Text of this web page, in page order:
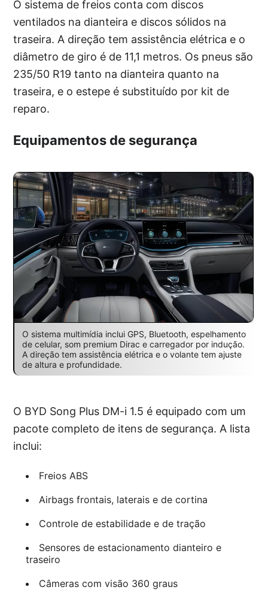
O sistema de freios conta com discos
ventilados na dianteira e discos sólidos na
traseira. A direção tem assistência elétrica e o
diâmetro de giro é de 11,1 metros. Os pneus são
235/50 R19 tanto na dianteira quanto na
traseira, e o estepe é substituído por kit de
reparo.
Equipamentos de segurança
O sistema multimídia inclui GPS, Bluetooth, espelhamento
de celular, som premium Dirac e carregador por indução.
A direção tem assistência elétrica e o volante tem ajuste
de altura e profundidade.
O BYD Song Plus DM-i 1.5 é equipado com um
pacote completo de itens de segurança. A lista
inclui:
Freios ABS
Airbags frontais, laterais e de cortina
Controle de estabilidade e de tração
Sensores de estacionamento dianteiro e
traseiro
Câmeras com visão 360 graus